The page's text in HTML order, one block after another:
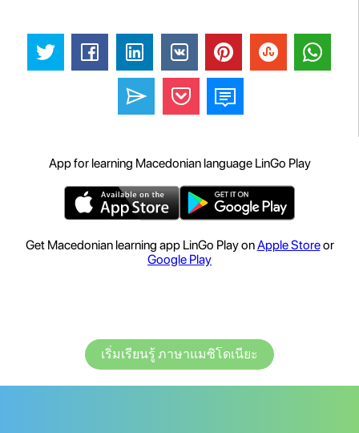
App for learning Macedonian language LinGo Play
Get Macedonian learning app LinGo Play onApple Storeor
Google Play
เริ่มเรียนรู้ ภาษาแมซิโดเนียะ